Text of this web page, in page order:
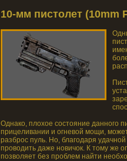
10-мм пистолет (10mm
Однако, плохое состояние данного
прицеливании и огневой мощи,
разброс пуль. Но, благодаря
проводить даже новичок. К тому же
позволяет без проблем найти